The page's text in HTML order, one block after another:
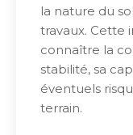
la nature du
travaux. Cette
connaître la
stabilité, sa
éventuels
terrain.